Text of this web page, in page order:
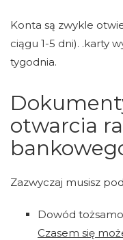
Konta są zwykle
ciągu 1-5 dni). .karty
tygodnia.
otwarcia
Zazwyczaj musisz
Dowód
Czasem się